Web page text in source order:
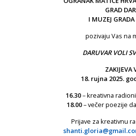
GRAD
I MUZEJ
pozivaju Vas na
DARUVAR VOLI
ZAKIJEVA
18. rujna 2025.
16.30– kreativna
18.00– večer poezije
Prijave za kreativnu